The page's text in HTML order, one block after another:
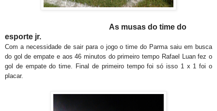
As musas do time do
esporte jr.
Com a necessidade de sair para o jogo o time do Parma saiu em busca
do gol de empate e aos 46 minutos do primeiro tempo Rafael Luan fez o
gol de empate do time. Final de primeiro tempo foi só isso 1 x 1 foi o
placar.